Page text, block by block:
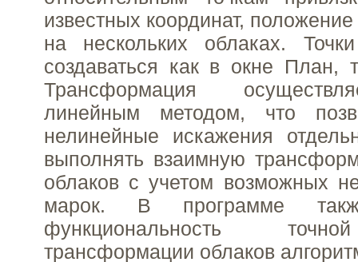
известных координат,
на нескольких облаках.
создаваться как в окне План,
Трансформация
линейным методом, что
нелинейные искажения
выполнять взаимную
облаков с учетом возможных
марок. В программе
функциональность
трансформации облаков